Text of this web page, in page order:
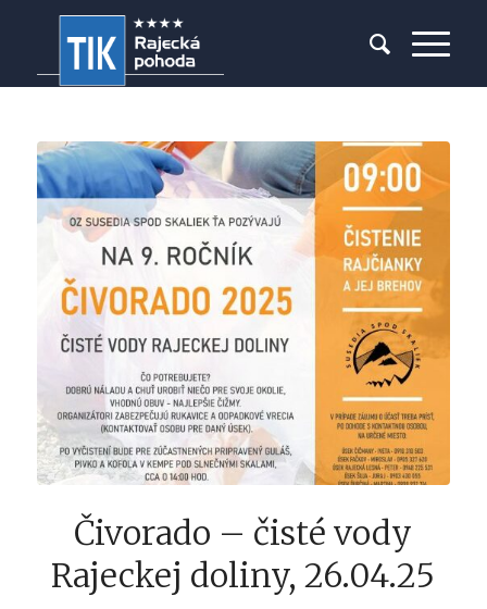
Čivorado – čisté vody
Rajeckej doliny, 26.04.25